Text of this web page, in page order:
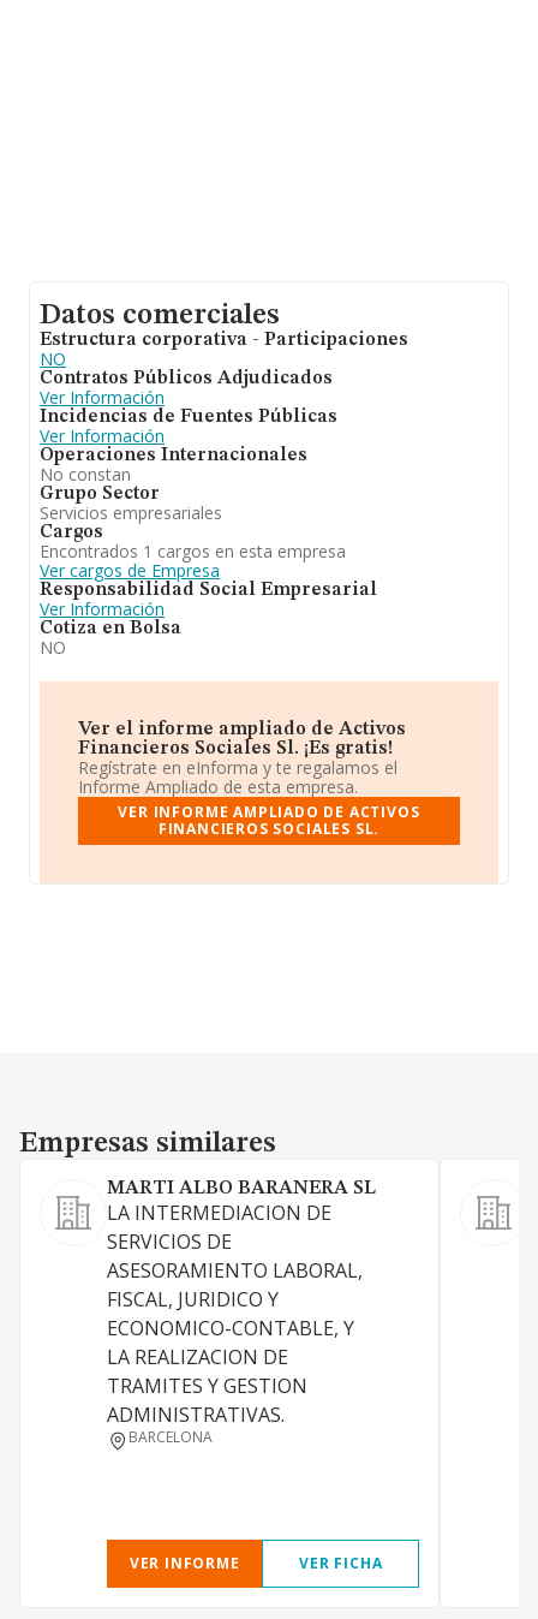
Datos comerciales
Estructura corporativa - Participaciones
NO
Contratos Públicos Adjudicados
Ver Información
Incidencias de Fuentes Públicas
Ver Información
Operaciones Internacionales
No constan
Grupo Sector
Servicios empresariales
Cargos
Encontrados 1 cargos en esta empresa
Ver cargos de Empresa
Responsabilidad Social Empresarial
Ver Información
Cotiza en Bolsa
NO
Ver el informe ampliado de Activos
Financieros Sociales Sl. ¡Es gratis!
Regístrate en eInforma y te regalamos el
Informe Ampliado de esta empresa.
VER INFORME AMPLIADO DE ACTIVOS
FINANCIEROS SOCIALES SL.
Empresas similares
Empresas similares
MARTI ALBO BARANERA SL
LA INTERMEDIACION DE
SERVICIOS DE
ASESORAMIENTO LABORAL,
FISCAL, JURIDICO Y
ECONOMICO-CONTABLE, Y
LA REALIZACION DE
TRAMITES Y GESTION
ADMINISTRATIVAS.
BARCELONA
VER INFORME VER FICHA